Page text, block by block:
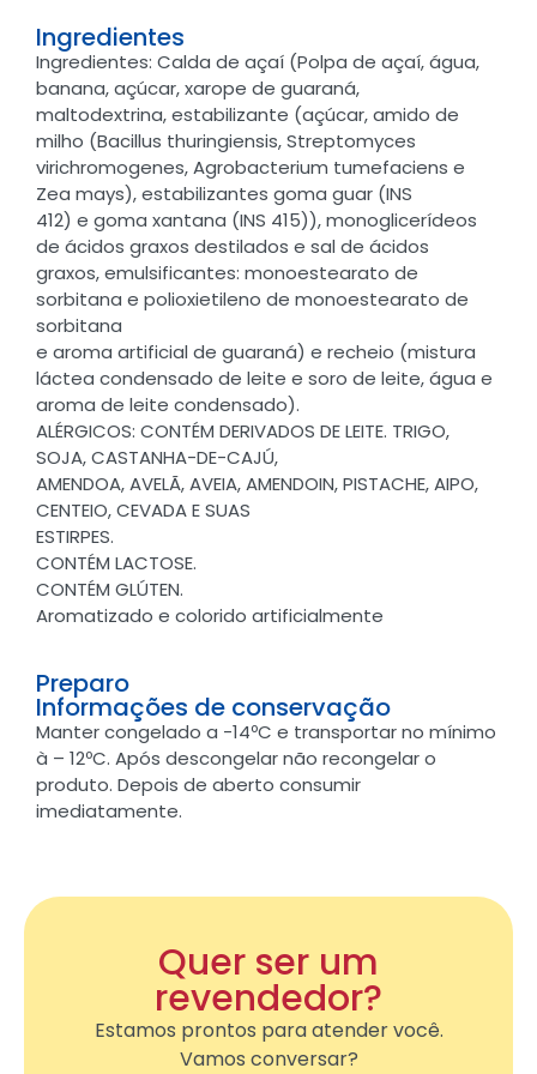
Ingredientes
Ingredientes: Calda de açaí (Polpa de açaí, água,
banana, açúcar, xarope de guaraná,
maltodextrina, estabilizante (açúcar, amido de
milho (Bacillus thuringiensis, Streptomyces
virichromogenes, Agrobacterium tumefaciens e
Zea mays), estabilizantes goma guar (INS
412) e goma xantana (INS 415)), monoglicerídeos
de ácidos graxos destilados e sal de ácidos
graxos, emulsificantes: monoestearato de
sorbitana e polioxietileno de monoestearato de
sorbitana
e aroma artificial de guaraná) e recheio (mistura
láctea condensado de leite e soro de leite, água e
aroma de leite condensado).
ALÉRGICOS: CONTÉM DERIVADOS DE LEITE. TRIGO,
SOJA, CASTANHA-DE-CAJÚ,
AMENDOA, AVELÃ, AVEIA, AMENDOIN, PISTACHE, AIPO,
CENTEIO, CEVADA E SUAS
ESTIRPES.
CONTÉM LACTOSE.
CONTÉM GLÚTEN.
Aromatizado e colorido artificialmente
Preparo
Informações de conservação
Manter congelado a -14ºC e transportar no mínimo
à – 12ºC. Após descongelar não recongelar o
produto. Depois de aberto consumir
imediatamente.
Quer ser um
revendedor?
Estamos prontos para atender você.
Vamos conversar?